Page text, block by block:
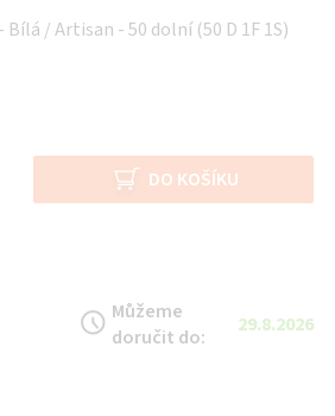
Bílá / Artisan - 50 dolní (50 D 1F 1S)
DO KOŠÍKU
Můžeme
doručit do:
29.8.2026